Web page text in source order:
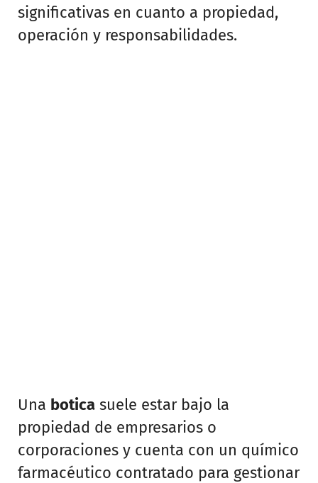
significativas en cuanto a propiedad,
operación y responsabilidades.
Una botica suele estar bajo la
propiedad de empresarios o
corporaciones y cuenta con un químico
farmacéutico contratado para gestionar